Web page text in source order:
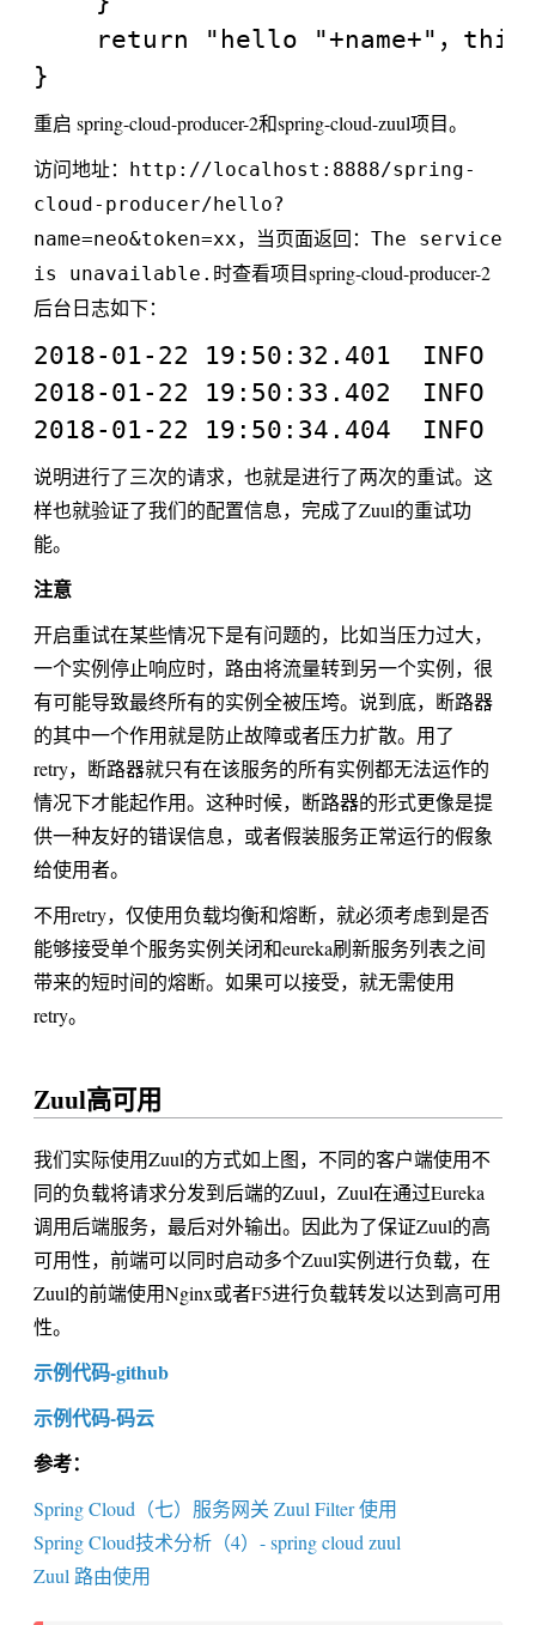
return "hello "+name+"，
重启 spring-cloud-producer-2和spring-cloud-zuul项目。
访问地址：
http://localhost:8888/spring-
cloud-producer/hello?
name=neo&token=xx，当页面返回： The service
is unavailable. 时查看项目spring-cloud-producer-2
后台日志如下：
2018-01-22 19:50:32.401
2018-01-22 19:50:33.402
说明进行了三次的请求，也就是进行了两次的重试。这
样也就验证了我们的配置信息，完成了Zuul的重试功
能。
注意
开启重试在某些情况下是有问题的，比如当压力过大，
一个实例停止响应时，路由将流量转到另一个实例，很
有可能导致最终所有的实例全被压垮。说到底，断路器
的其中一个作用就是防止故障或者压力扩散。用了
retry，断路器就只有在该服务的所有实例都无法运作的
情况下才能起作用。这种时候，断路器的形式更像是提
供一种友好的错误信息，或者假装服务正常运行的假象
给使用者。
不用retry，仅使用负载均衡和熔断，就必须考虑到是否
能够接受单个服务实例关闭和eureka刷新服务列表之间
带来的短时间的熔断。如果可以接受，就无需使用
retry。
Zuul高可用
我们实际使用Zuul的方式如上图，不同的客户端使用不
同的负载将请求分发到后端的Zuul，Zuul在通过Eureka
调用后端服务，最后对外输出。因此为了保证Zuul的高
可用性，前端可以同时启动多个Zuul实例进行负载，在
Zuul的前端使用Nginx或者F5进行负载转发以达到高可用
性。
示例代码-github
示例代码-码云
参考：
Spring Cloud（七）服务网关 Zuul Filter 使用
Spring Cloud技术分析（4）- spring cloud zuul
Zuul 路由使用